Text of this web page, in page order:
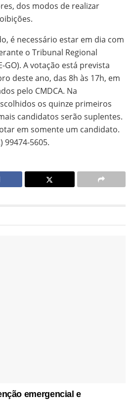
dos modos de realizar
é necessário estar em dia com
o Tribunal Regional
GO). A votação está prevista
deste ano, das 8h às 17h, em
pelo CMDCA. Na
os quinze primeiros
candidatos serão suplentes.
em somente um candidato.
99474-5605.
emergencial e